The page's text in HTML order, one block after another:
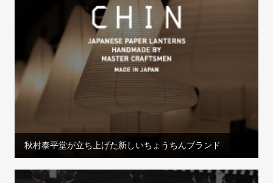
秋村泰平堂が立ち上げた新しいちょうちんブランド